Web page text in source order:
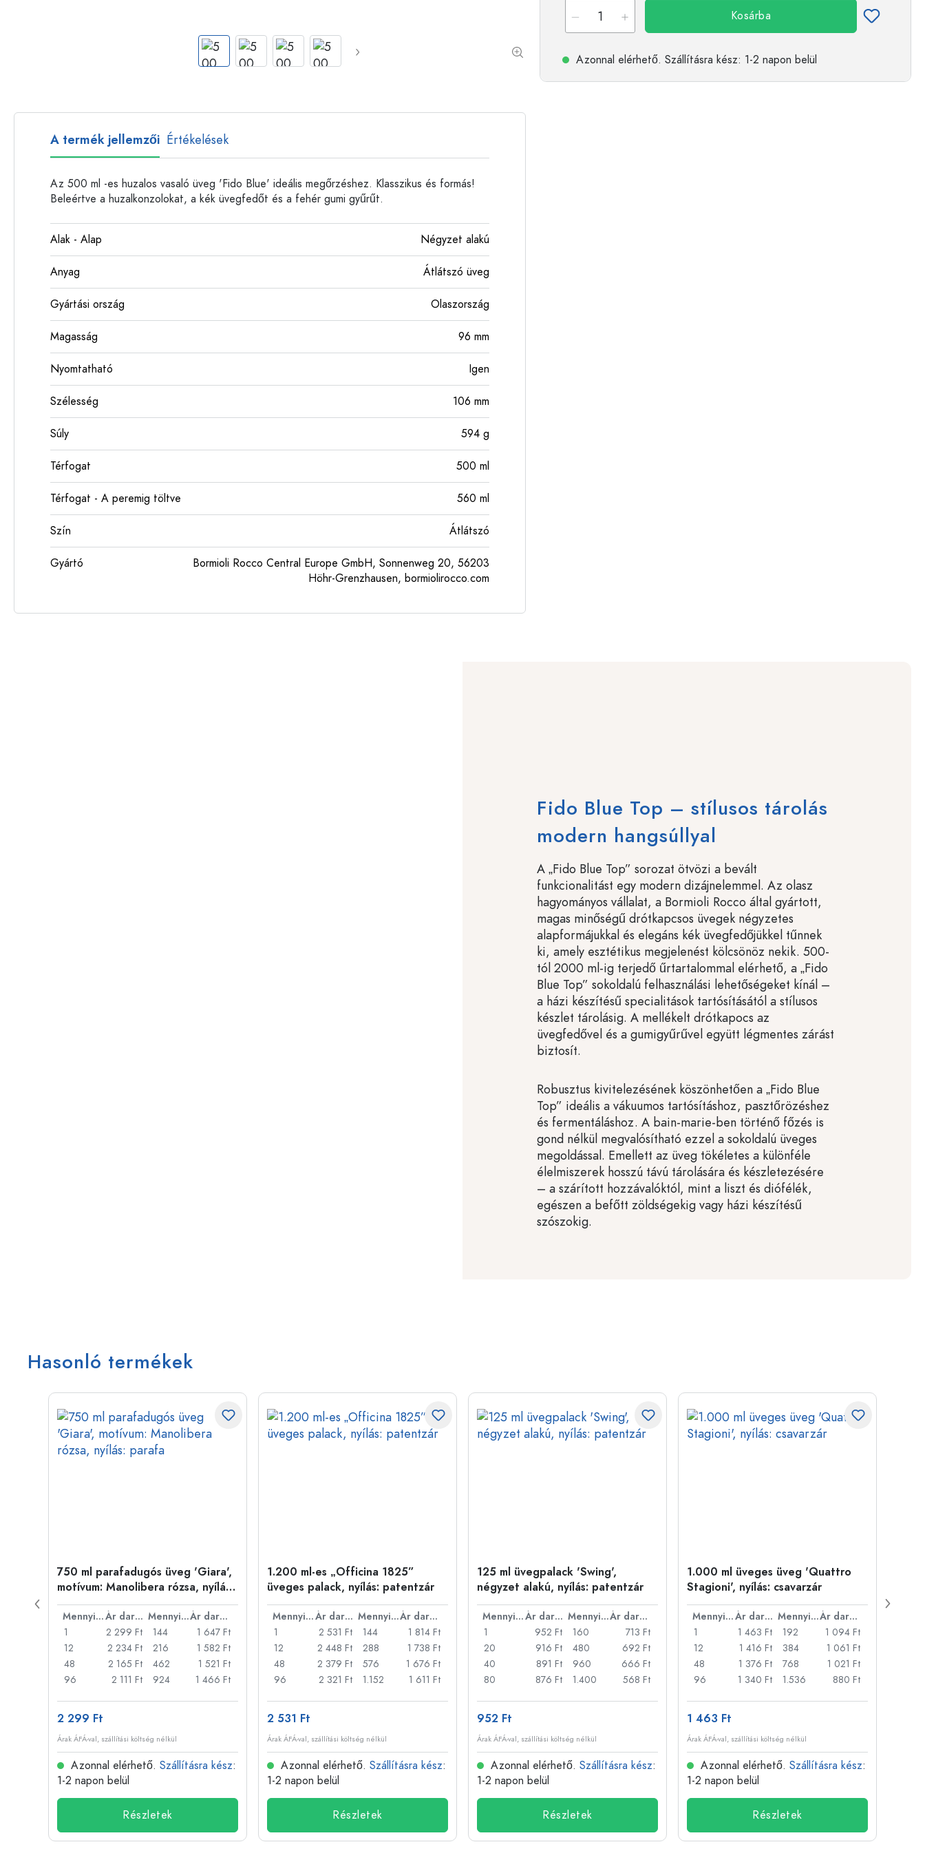
Kosárba
Azonnal elérhető. Szállításra kész: 1-2 napon belül
A termék jellemzői Értékelések
Az 500 ml -es huzalos vasaló üveg 'Fido Blue' ideális megőrzéshez. Klasszikus és formás!
Beleértve a huzalkonzolokat, a kék üvegfedőt és a fehér gumi gyűrűt.
Alak - Alap Négyzet alakú
Anyag Átlátszó üveg
Gyártási ország Olaszország
Magasság 96 mm
Nyomtatható Igen
Szélesség 106 mm
Súly 594 g
Térfogat 500 ml
Térfogat - A peremig töltve 560 ml
Szín Átlátszó
Gyártó
Bormioli Rocco Central Europe GmbH, Sonnenweg 20, 56203
Höhr-Grenzhausen, bormiolirocco.com
Fido Blue Top – stílusos tárolás
modern hangsúllyal
A „Fido Blue Top” sorozat ötvözi a bevált
funkcionalitást egy modern dizájnelemmel. Az olasz
hagyományos vállalat, a Bormioli Rocco által gyártott,
magas minőségű drótkapcsos üvegek négyzetes
alapformájukkal és elegáns kék üvegfedőjükkel tűnnek
ki, amely esztétikus megjelenést kölcsönöz nekik. 500-
tól 2000 ml-ig terjedő űrtartalommal elérhető, a „Fido
Blue Top” sokoldalú felhasználási lehetőségeket kínál –
a házi készítésű specialitások tartósításától a stílusos
készlet tárolásig. A mellékelt drótkapocs az
üvegfedővel és a gumigyűrűvel együtt légmentes zárást
biztosít.
Robusztus kivitelezésének köszönhetően a „Fido Blue
Top” ideális a vákuumos tartósításhoz, pasztőrözéshez
és fermentáláshoz. A bain-marie-ben történő főzés is
gond nélkül megvalósítható ezzel a sokoldalú üveges
megoldással. Emellett az üveg tökéletes a különféle
élelmiszerek hosszú távú tárolására és készletezésére
– a szárított hozzávalóktól, mint a liszt és diófélék,
egészen a befőtt zöldségekig vagy házi készítésű
szószokig.
Hasonló termékek
750 ml parafadugós üveg 'Giara',
motívum: Manolibera rózsa, nyílás:
parafa
Mennyiség Ár darabonként Mennyiség
Ár darabonként
1
2 299 Ft
12
2 234 Ft
48
2 165 Ft
96
2 111 Ft
144
1 647 Ft
216
1 582 Ft
462
1 521 Ft
924
1 466 Ft
2 299 Ft
Árak ÁFÁ-val, szállítási költség nélkül
Azonnal elérhető. Szállításra kész:
1-2 napon belül
Részletek
1.200 ml-es „Officina 1825”
üveges palack, nyílás: patentzár
Mennyiség Ár darabonként Mennyiség
Ár darabonként
1
2 531 Ft
12
2 448 Ft
48
2 379 Ft
96
2 321 Ft
144
1 814 Ft
288
1 738 Ft
576
1 676 Ft
1.152
1 611 Ft
2 531 Ft
Árak ÁFÁ-val, szállítási költség nélkül
Azonnal elérhető. Szállításra kész:
1-2 napon belül
Részletek
125 ml üvegpalack 'Swing',
négyzet alakú, nyílás: patentzár
Mennyiség Ár darabonként Mennyiség
Ár darabonként
1
952 Ft
20
916 Ft
40
891 Ft
80
876 Ft
160
713 Ft
480
692 Ft
960
666 Ft
1.400
568 Ft
952 Ft
Árak ÁFÁ-val, szállítási költség nélkül
Azonnal elérhető. Szállításra kész:
1-2 napon belül
Részletek
1.000 ml üveges üveg 'Quattro
Stagioni', nyílás: csavarzár
Mennyiség Ár darabonként Mennyiség
Ár darabonként
1
1 463 Ft
12
1 416 Ft
48
1 376 Ft
96
1 340 Ft
192
1 094 Ft
384
1 061 Ft
768
1 021 Ft
1.536
880 Ft
1 463 Ft
Árak ÁFÁ-val, szállítási költség nélkül
Azonnal elérhető. Szállításra kész:
1-2 napon belül
Részletek